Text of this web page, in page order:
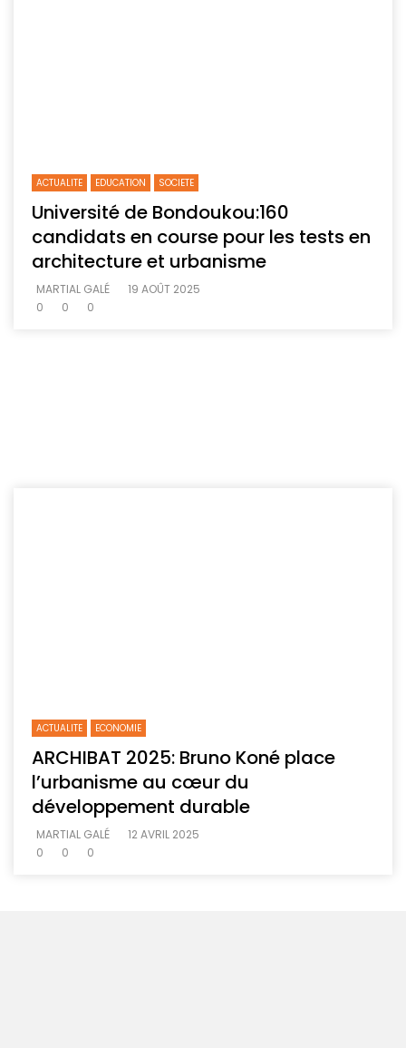
ACTUALITE EDUCATION SOCIETE
Université de Bondoukou:160
candidats en course pour les tests en
architecture et urbanisme
MARTIAL GALÉ
19 AOÛT 2025
0
0 0
ACTUALITE ECONOMIE
ARCHIBAT 2025: Bruno Koné place
l’urbanisme au cœur du
développement durable
MARTIAL GALÉ
12 AVRIL 2025
0
0 0